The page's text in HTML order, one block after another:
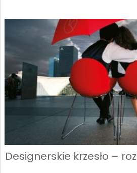
Designerskie krzesło –